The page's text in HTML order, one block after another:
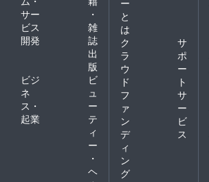
サー
ビス
開発
・
雑
誌
出
版
ビジ
ネ
ス・
起業
ビ
ュ
ー
テ
ィ
ー
・
ヘ
と
は
ク
ラ
ウ
ド
フ
ァ
ン
デ
ィ
ン
グ
サ
ポ
ー
ト
サ
ー
ビ
ス